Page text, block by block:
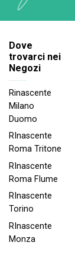
Dove
trovarci nei
Negozi
Rinascente
Milano
Duomo
RInascente
Roma Tritone
RInascente
Roma FIume
RInascente
Torino
RInascente
Monza